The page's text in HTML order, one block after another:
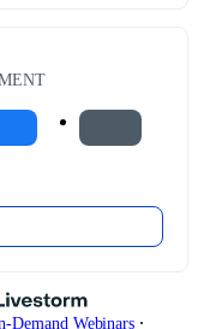
Demand Webinars ∙